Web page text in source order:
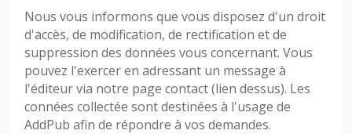
Nous vous informons que vous disposez d'un droit
d'accès, de modification, de rectification et de
suppression des données vous concernant. Vous
pouvez l'exercer en adressant un message à
l'éditeur via notre page contact (lien dessus). Les
connées collectée sont destinées à l'usage de
AddPub afin de répondre à vos demandes.